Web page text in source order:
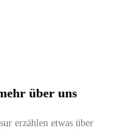
über uns
erzählen etwas über